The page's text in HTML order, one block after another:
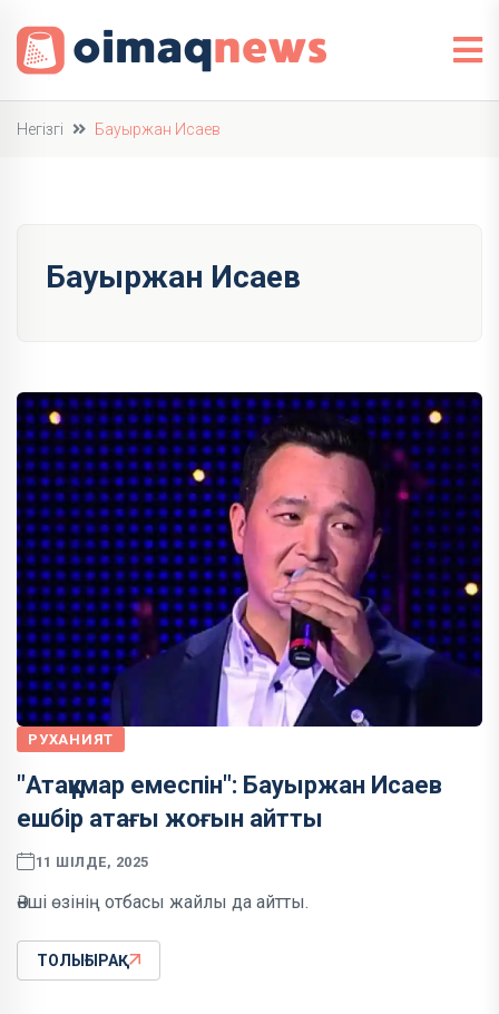
Негізгі Бауыржан Исаев
Бауыржан Исаев
РУХАНИЯТ
"Атаққұмар емеспін": Бауыржан Исаев
ешбір атағы жоғын айтты
11 ШІЛДЕ, 2025
Әнші өзінің отбасы жайлы да айтты.
ТОЛЫҒЫРАҚ